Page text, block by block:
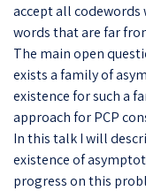
accept all
words that are far
The main open
exists a family of
existence for such a
approach for PCP
In this talk I will
existence of
progress on this